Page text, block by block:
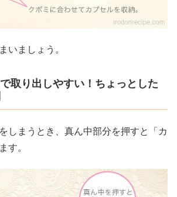
いましょう。
取り出しやすい！ちょっとした
しまうとき、真ん中部分を押すと「カ
す。